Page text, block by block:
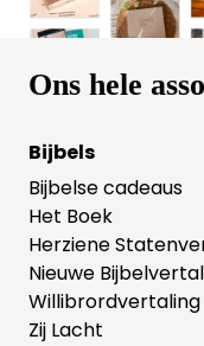
Ons hele
Bijbels
Bijbelse cadeaus
Het Boek
Herziene
Nieuwe
Willibrordvertaling
Zij Lacht